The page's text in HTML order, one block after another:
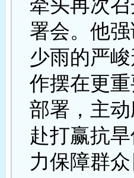
牵头再次
署会。他
少雨的严
作摆在更
部署，主
赴打赢抗
力保障群